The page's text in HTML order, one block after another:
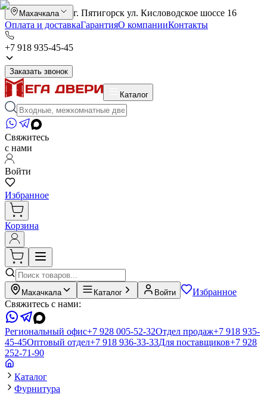
Махачкала
г. Пятигорск ул. Кисловодское шоссе 16
Оплата и доставкаГарантияО компанииКонтакты
+7 918 935-45-45
Заказать звонок
Каталог
Свяжитесь
с нами
Войти
Избранное
Корзина
Махачкала Каталог Войти
Избранное
Свяжитесь с нами:
Региональный офис+7 928 005-52-32Отдел продаж+7 918 935-
45-45Оптовый отдел+7 918 936-33-33Для поставщиков+7 928
252-71-90
Каталог
Фурнитура